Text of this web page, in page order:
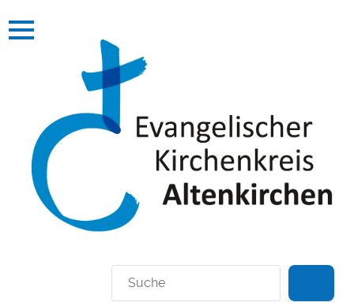
Suchen